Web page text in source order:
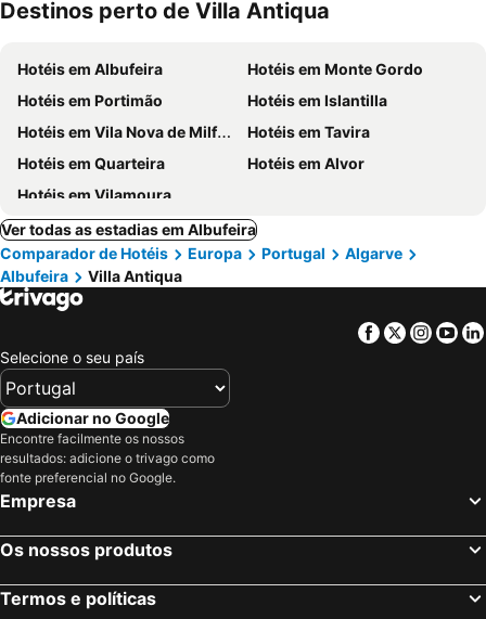
Destinos perto de Villa Antiqua
Hotéis em Albufeira
Hotéis em Monte Gordo
Hotéis em Portimão
Hotéis em Islantilla
Hotéis em Vila Nova de Milfontes
Hotéis em Tavira
Hotéis em Quarteira
Hotéis em Alvor
Hotéis em Vilamoura
Ver todas as estadias em Albufeira
Comparador de Hotéis
Europa Portugal
Algarve
Albufeira
Villa Antiqua
Facebook
Twitter
Selecione o seu país
Adicionar no Google
Encontre facilmente os nossos
resultados: adicione o trivago como
fonte preferencial no Google.
Empresa
Os nossos produtos
Termos e políticas